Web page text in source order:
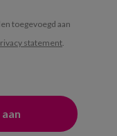
toegevoegd aan
statement.